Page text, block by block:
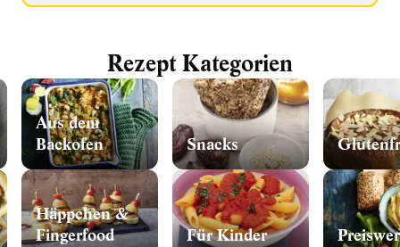
Rezept Kategorien
Aus dem
Backofen
Häppchen &
Fingerfood
Snacks
Für Kinder